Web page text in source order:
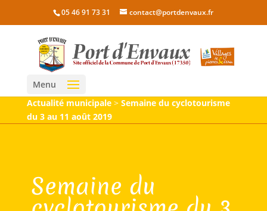
05 46 91 73 31 contact@portdenvaux.fr
Menu
Actualité municipale> Semaine du cyclotourisme
du 3 au 11 août 2019
Semaine du